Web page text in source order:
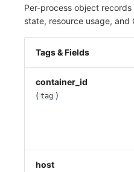
Per-process object
state, resource usage, and
Tags & Fields
container_id
( tag )
host